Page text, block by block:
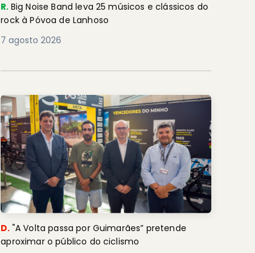
R. Big Noise Band leva 25 músicos e clássicos do
rock à Póvoa de Lanhoso
7 agosto 2026
D. "A Volta passa por Guimarães” pretende
aproximar o público do ciclismo